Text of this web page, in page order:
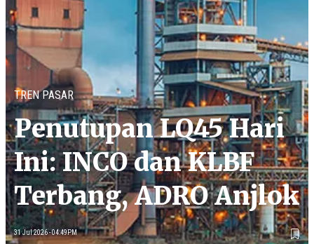
TREN PASAR
Penutupan LQ45 Hari
Ini: INCO dan KLBF
Terbang, ADRO Anjlok
31 Jul 2026 - 04:49PM